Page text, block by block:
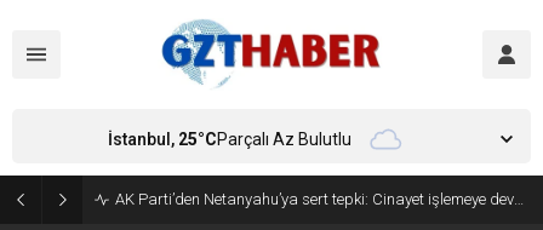
Son Dakika: Etimesgut Belediye Başkanı Erdal Beşikçioğlu görevden uzaklaştırıldı
İstanbul, 25°CParçalı Az Bulutlu